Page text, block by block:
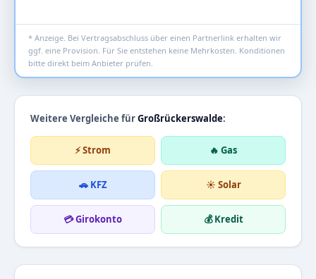
* Anzeige. Bei Vertragsabschluss über einen Partnerlink erhalten wir
ggf. eine Provision. Für Sie entstehen keine Mehrkosten. Konditionen
bitte direkt beim Anbieter prüfen.
Weitere Vergleiche fürGroßrückerswalde:
⚡ Strom 🔥 Gas
🚗 KFZ ☀️ Solar
💳 Girokonto 💰 Kredit